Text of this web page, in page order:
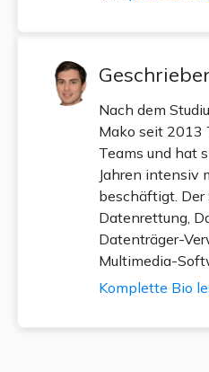
Nach dem
Mako seit 2013
Teams und hat
Jahren intensiv
beschäftigt.
Datenrettung,
Datenträger-
Multimedia-
Komplette Bio